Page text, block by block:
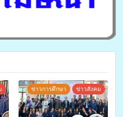
ข่าวการศึกษา ข่าวสังคม